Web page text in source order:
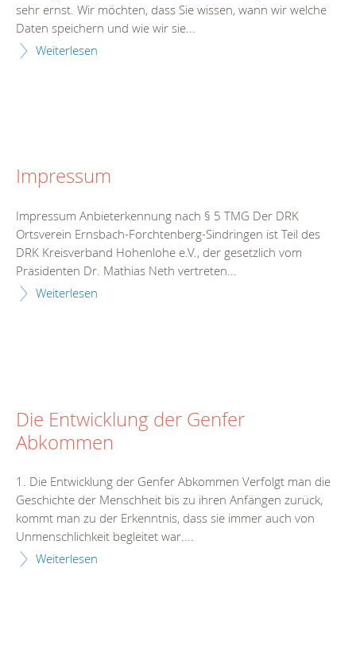
sehr ernst. Wir möchten, dass Sie wissen, wann wir welche
Daten speichern und wie wir sie...
Weiterlesen
Impressum
Impressum Anbieterkennung nach § 5 TMG Der DRK
Ortsverein Ernsbach-Forchtenberg-Sindringen ist Teil des
DRK Kreisverband Hohenlohe e.V., der gesetzlich vom
Präsidenten Dr. Mathias Neth vertreten...
Weiterlesen
Die Entwicklung der Genfer
Abkommen
1. Die Entwicklung der Genfer Abkommen Verfolgt man die
Geschichte der Menschheit bis zu ihren Anfängen zurück,
kommt man zu der Erkenntnis, dass sie immer auch von
Unmenschlichkeit begleitet war....
Weiterlesen